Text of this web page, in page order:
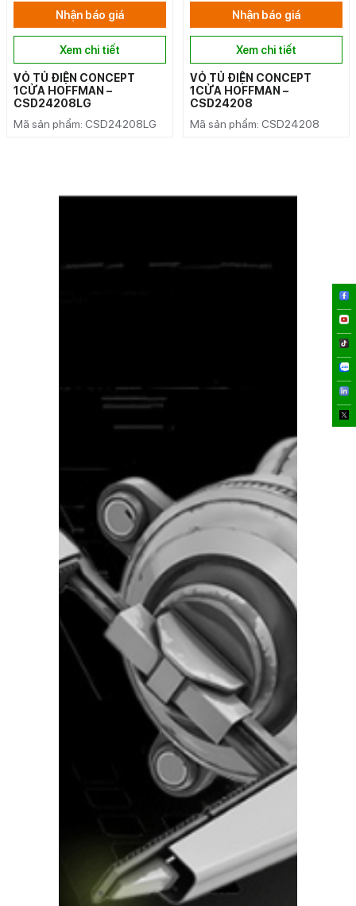
Nhận báo giá
Xem chi tiết
VỎ TỦ ĐIỆN CONCEPT
1CỬA HOFFMAN –
CSD24208LG
Mã sản phẩm: CSD24208LG
Nhận báo giá
Xem chi tiết
VỎ TỦ ĐIỆN CONCEPT
1CỬA HOFFMAN –
CSD24208
Mã sản phẩm: CSD24208